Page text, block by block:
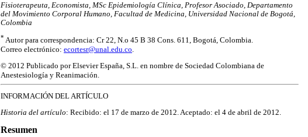
Fisioterapeuta, Economista, MSc Epidemiología Clínica, Profesor Asociado, Departamento
del Movimiento Corporal Humano, Facultad de Medicina, Universidad Nacional de Bogotá,
Colombia
* Autor para correspondencia: Cr 22, N.o 45 B 38 Cons. 611, Bogotá, Colombia.
Correo electrónico: ecortesr@unal.edu.co
© 2012 Publicado por Elsevier España, S.L. en nombre de Sociedad Colombiana de
Anestesiología y Reanimación.
INFORMACIÓN DEL ARTÍCULO
Historia del artículo: Recibido: el 17 de marzo de 2012. Aceptado: el 4 de abril de 2012.
Resumen